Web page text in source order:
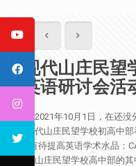
现代山庄民
英语研讨会活
于2021年10月1日，在还
现代山庄民望学校初高中
“有待提高英语学术水品：
代山庄民望学校高中部的